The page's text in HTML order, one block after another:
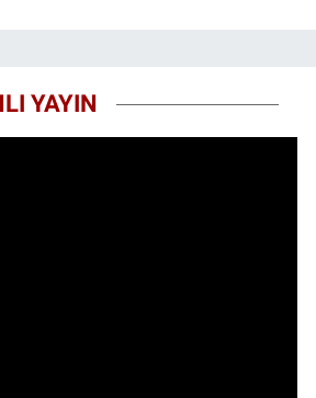
YAYIN